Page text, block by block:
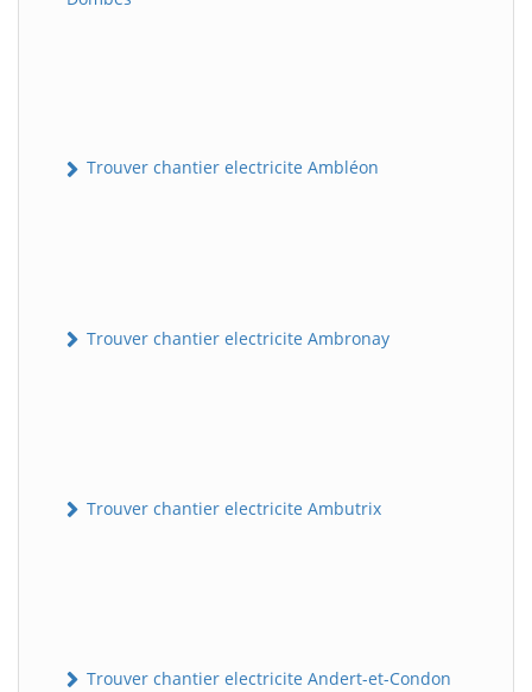
Trouver chantier electricite Ambléon
Trouver chantier electricite Ambronay
Trouver chantier electricite Ambutrix
Trouver chantier electricite Andert-et-Condon